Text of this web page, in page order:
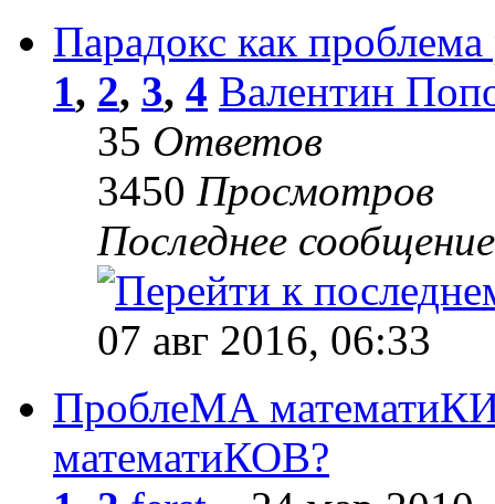
Парадокс как проблема
1, 2, 3, 4 Валентин
35 Ответов
3450 Просмотров
Последнее
07 авг 2016, 06:33
ПроблеМА
математиКОВ?